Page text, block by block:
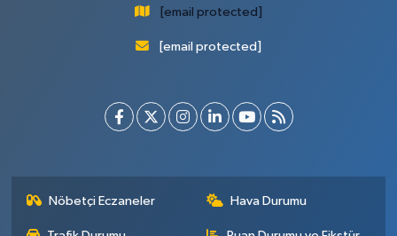
[email protected]
[email protected]
Nöbetçi Eczaneler Hava Durumu